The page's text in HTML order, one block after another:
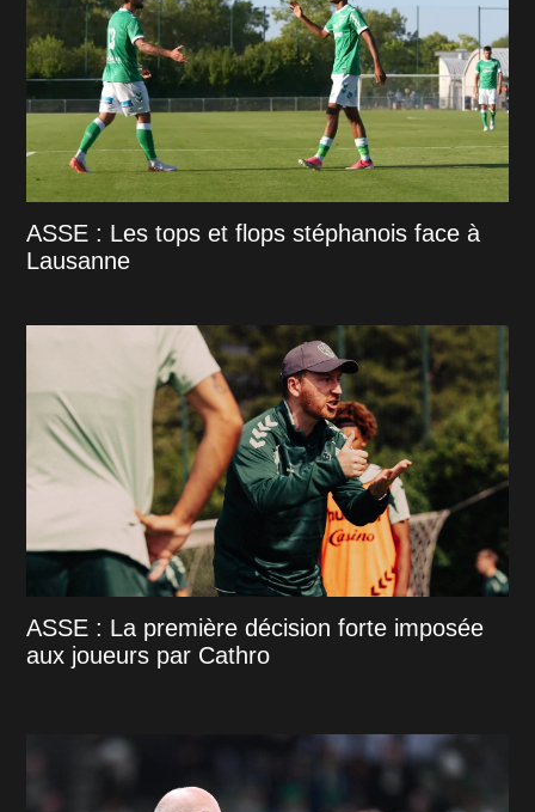
ASSE : Les tops et flops stéphanois face à
Lausanne
ASSE : La première décision forte imposée
aux joueurs par Cathro